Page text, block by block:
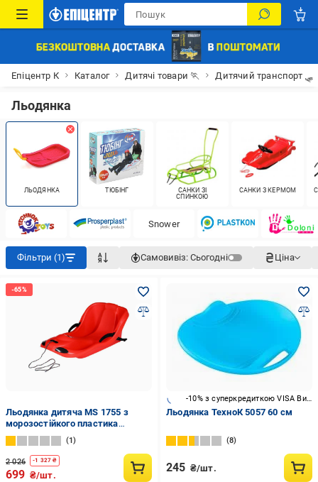
Епіцентр К Каталог Дитячі товари 🏃 Дитячий транспорт 🛷
Льодянка
ЛЬОДЯНКА ТЮБІНГ
САНКИ ЗІ
СПИНКОЮ
САНКИ З КЕРМОМ
Snower
Фільтри (1) Самовивіз: Сьогодні Ціна
Льодянка дитяча MS 1755 з
морозостійкого пластика
Червоний (29866380)
1
2 026 -1 327 ₴
699 ₴/шт.
-10% з суперкредиткою VISA Вигода
Льодянка ТехноК 5057 60 см
8
245 ₴/шт.